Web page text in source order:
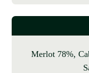
Merlot 78%, Cabernet Franc 20%, Cabernet